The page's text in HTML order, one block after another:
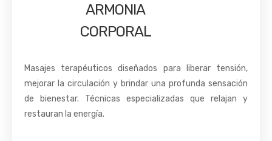
ARMONIA
CORPORAL
Masajes terapéuticos diseñados para liberar tensión,
mejorar la circulación y brindar una profunda sensación
de bienestar. Técnicas especializadas que relajan y
restauran la energía.